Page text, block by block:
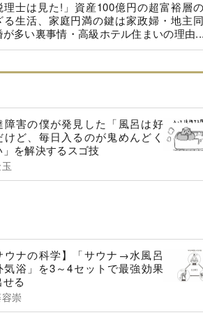
理士は見た!」資産100億円の超富裕層
る生活、家庭円満の鍵は家政婦・地主
が多い裏事情・高級ホテル住まいの理由
障害の僕が発見した「風呂は好
けど、毎日入るのが鬼めんどく
」を解決するスゴ技
ウナの科学】「サウナ→水風呂
浴」を3～4セットで最強効果
せる
崇